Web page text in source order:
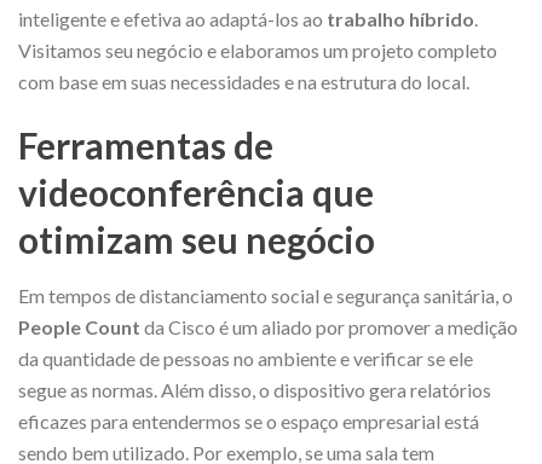
inteligente e efetiva ao adaptá-los ao trabalho híbrido
Visitamos seu negócio e elaboramos um projeto completo
com base em suas necessidades e na estrutura do local.
Ferramentas de
videoconferência que
otimizam seu negócio
Em tempos de distanciamento social e segurança sanitária, o
People Count da Cisco é um aliado por promover a medição
da quantidade de pessoas no ambiente e verificar se ele
segue as normas. Além disso, o dispositivo gera relatórios
eficazes para entendermos se o espaço empresarial está
sendo bem utilizado. Por exemplo, se uma sala tem